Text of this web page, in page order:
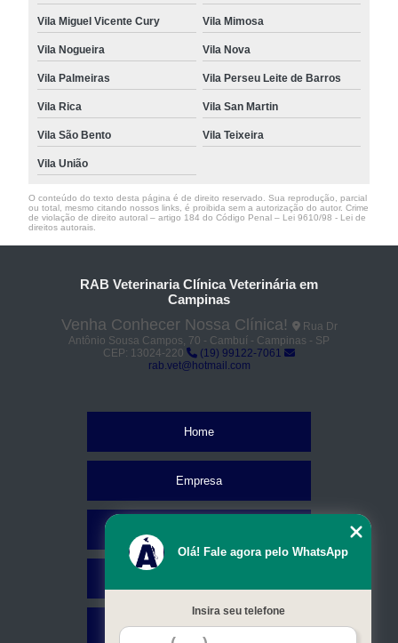
Vila Miguel Vicente Cury Vila Mimosa
Vila Nogueira Vila Nova
Vila Palmeiras Vila Perseu Leite de Barros
Vila Rica Vila San Martin
Vila São Bento Vila Teixeira
Vila União
O conteúdo do texto desta página é de direito reservado. Sua reprodução, parcial
ou total, mesmo citando nossos links, é proibida sem a autorização do autor. Crime
de violação de direito autoral – artigo 184 do Código Penal – Lei 9610/98 - Lei de
direitos autorais
RAB Veterinaria Clínica Veterinária em
Campinas
Venha Conhecer Nossa Clínica!
Rua Dr
Antônio Sousa Campos, 70 - Cambuí - Campinas - SP
CEP: 13024-220
(19) 99122-7061
rab.vet@hotmail.com
Home
Empresa
Contato
Olá! Fale agora pelo WhatsApp
Insira seu telefone